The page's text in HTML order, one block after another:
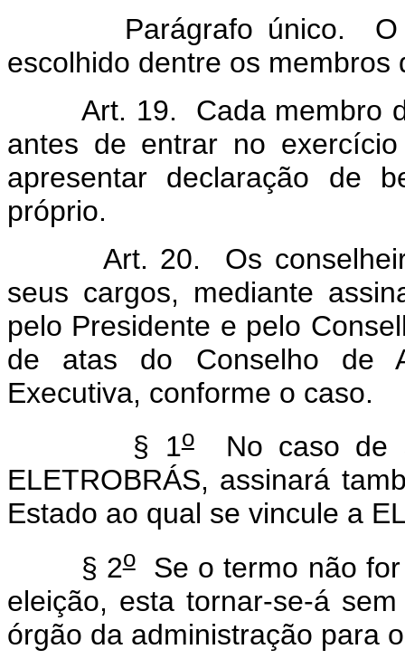
Parágrafo único. O
escolhido dentre os membros
Art. 19. Cada membro
antes de entrar no
apresentar declaração de
próprio.
Art. 20. Os conselheiros
seus cargos, mediante
pelo Presidente e pelo
de atas do Conselho de
Executiva, conforme o caso.
§ 1oNo caso de
ELETROBRÁS, assinará
Estado ao qual se vincule a
§ 2oSe o termo não for
eleição, esta tornar-se-á
órgão da administração para